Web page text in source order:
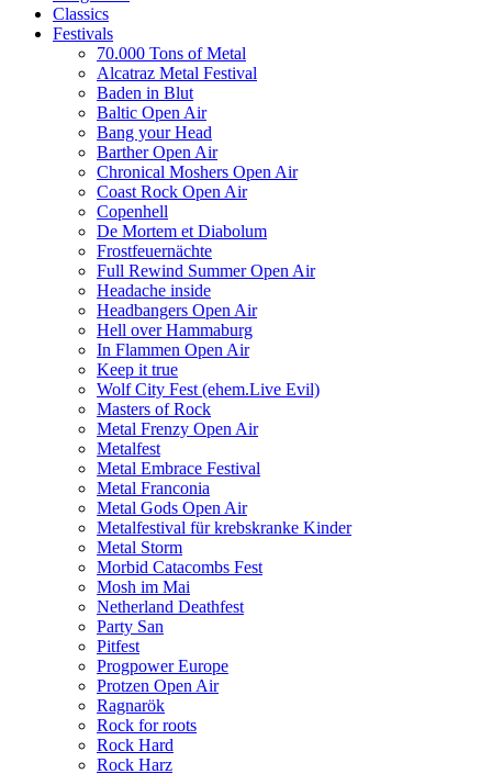
Classics
Festivals
70.000 Tons of Metal
Alcatraz Metal Festival
Baden in Blut
Baltic Open Air
Bang your Head
Barther Open Air
Chronical Moshers Open Air
Coast Rock Open Air
Copenhell
De Mortem et Diabolum
Frostfeuernächte
Full Rewind Summer Open Air
Headache inside
Headbangers Open Air
Hell over Hammaburg
In Flammen Open Air
Keep it true
Wolf City Fest (ehem.Live Evil)
Masters of Rock
Metal Frenzy Open Air
Metalfest
Metal Embrace Festival
Metal Franconia
Metal Gods Open Air
Metalfestival für krebskranke Kinder
Metal Storm
Morbid Catacombs Fest
Mosh im Mai
Netherland Deathfest
Party San
Pitfest
Progpower Europe
Protzen Open Air
Ragnarök
Rock for roots
Rock Hard
Rock Harz